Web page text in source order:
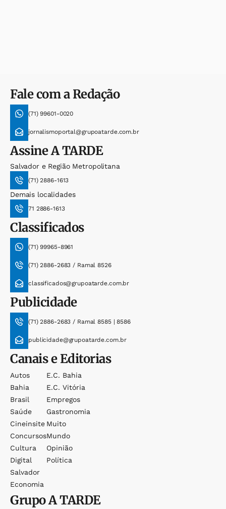
Fale com a Redação
(71) 99601-0020
jornalismoportal@grupoatarde.com.br
AssineA TARDE
Salvador e Região Metropolitana
(71) 2886-1613
Demais localidades
71 2886-1613
Classificados
(71) 99965-8961
(71) 2886-2683 / Ramal 8526
classificados@grupoatarde.com.br
Publicidade
(71) 2886-2683 / Ramal 8585 | 8586
publicidade@grupoatarde.com.br
Canais e Editorias
Autos
Bahia
Brasil
Saúde
Cineinsite
Concursos
Cultura
Digital
Salvador
Economia
E.c. Bahia
E.c. Vitória
Empregos
Gastronomia
Muito
Mundo
Opinião
Política
GrupoA TARDE